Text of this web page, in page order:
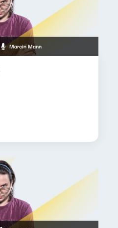
Marcin Mann